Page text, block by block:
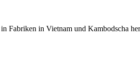
Fabriken in Vietnam und Kambodscha